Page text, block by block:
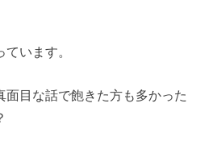
います。
面目な話で飽きた方も多かった